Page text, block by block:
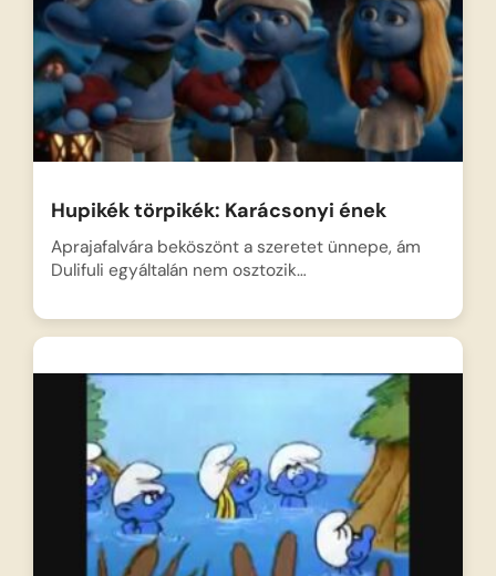
Hupikék törpikék: Karácsonyi ének
Aprajafalvára beköszönt a szeretet ünnepe, ám
Dulifuli egyáltalán nem osztozik…